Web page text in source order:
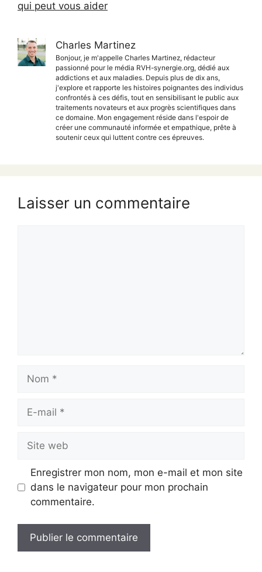
qui peut vous aider
Charles Martinez
Bonjour, je m'appelle Charles Martinez, rédacteur
passionné pour le média RVH-synergie.org, dédié aux
addictions et aux maladies. Depuis plus de dix ans,
j'explore et rapporte les histoires poignantes des individus
confrontés à ces défis, tout en sensibilisant le public aux
traitements novateurs et aux progrès scientifiques dans
ce domaine. Mon engagement réside dans l'espoir de
créer une communauté informée et empathique, prête à
soutenir ceux qui luttent contre ces épreuves.
Laisser un commentaire
mail
web
Enregistrer mon nom, mon e-mail et mon site
dans le navigateur pour mon prochain
commentaire.